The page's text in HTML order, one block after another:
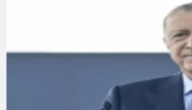
Erdoğan, Kocaeli'de 3 Millet